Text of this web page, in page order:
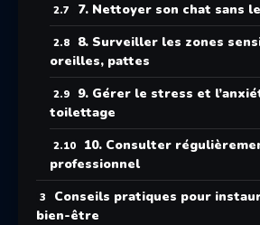
7. Nettoyer son chat sans
8. Surveiller les zones
oreilles, pattes
9. Gérer le stress et
toilettage
10. Consulter
professionnel
Conseils pratiques pour
bien-être